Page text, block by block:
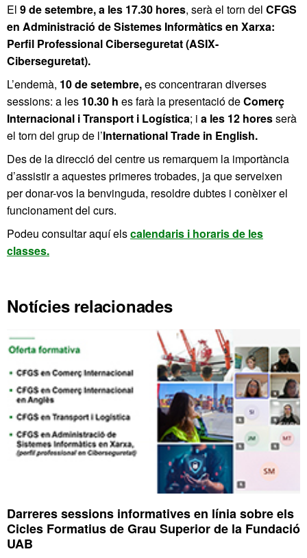
El 9 de setembre, a les 17.30 hores, serà el torn del CFGS
en Administració de Sistemes Informàtics en Xarxa:
Perfil Professional Ciberseguretat (ASIX-
Ciberseguretat).
L’endemà, 10 de setembre,es concentraran diverses
sessions: a les 10.30 h es farà la presentació deComerç
Internacional i Transport i Logística; i a les 12 horesserà
el torn del grup de l’International Trade in English.
Des de la direcció del centre us remarquem la importància
d’assistir a aquestes primeres trobades, ja que serveixen
per donar-vos la benvinguda, resoldre dubtes i conèixer el
funcionament del curs.
Podeu consultar aquí elscalendaris i horaris de les
classes.
Notícies relacionades
Darreres sessions informatives en línia sobre els
Cicles Formatius de Grau Superior de la Fundació
UAB